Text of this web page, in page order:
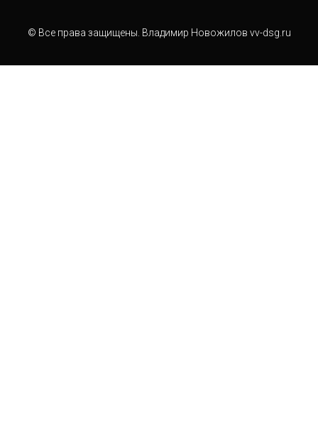
© Все права защищены. Владимир Новожилов vv-dsg.ru